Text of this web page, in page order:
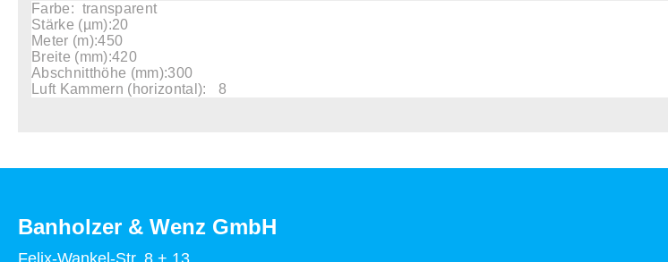
Farbe: transparent
Stärke (µm):20
Meter (m):450
Breite (mm):420
Abschnitthöhe (mm):300
Luft Kammern (horizontal):
8
Banholzer & Wenz GmbH
Felix-Wankel-Str. 8 + 13